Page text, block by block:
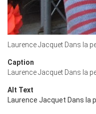
Laurence Jacquet Dans la
Caption
Laurence Jacquet Dans la
Alt Text
Laurence Jacquet Dans la